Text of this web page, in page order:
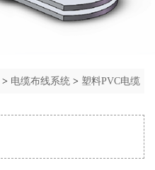
> 电缆布线系统 > 塑料PVC电缆